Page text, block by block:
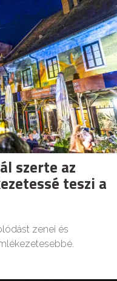
szerte az
teszi a
zenei és